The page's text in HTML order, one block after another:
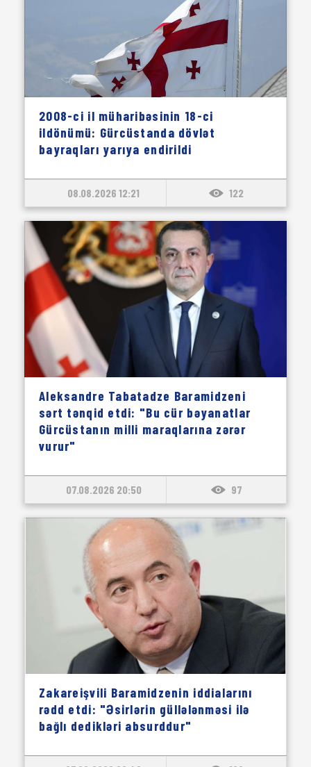
2008-ci il müharibəsinin 18-ci
ildönümü: Gürcüstanda dövlət
bayraqları yarıya endirildi
08.08.2026 12:21 122
Aleksandre Tabatadze Baramidzeni
sərt tənqid etdi: "Bu cür bəyanatlar
Gürcüstanın milli maraqlarına zərər
vurur"
07.08.2026 20:50 97
Zakareişvili Baramidzenin iddialarını
rədd etdi: "Əsirlərin güllələnməsi ilə
bağlı dedikləri absurddur"